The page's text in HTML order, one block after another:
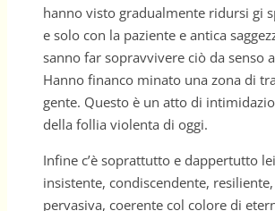
hanno visto gradualmente ridursi gi
e solo con la paziente e antica
sanno far sopravvivere ciò da senso
Hanno financo minato una zona di
gente. Questo è un atto di
della follia violenta di oggi.
Infine c’è soprattutto e dappertutto
insistente, condiscendente,
pervasiva, coerente col colore di